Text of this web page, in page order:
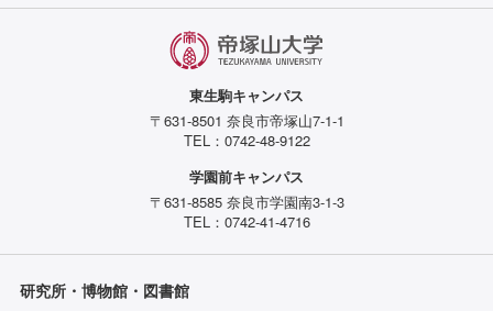
東生駒キャンパス
〒631-8501 奈良市帝塚山7-1-1
TEL：0742-48-9122
学園前キャンパス
〒631-8585 奈良市学園南3-1-3
TEL：0742-41-4716
研究所・博物館・図書館